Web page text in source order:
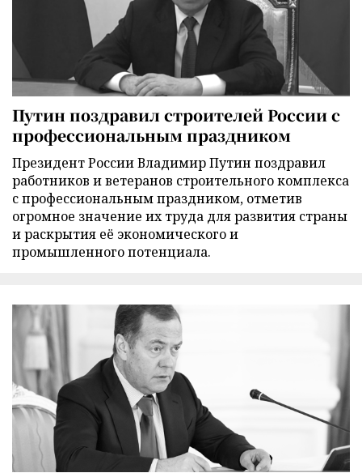
Путин поздравил строителей России с
профессиональным праздником
Президент России Владимир Путин поздравил
работников и ветеранов строительного комплекса
с профессиональным праздником, отметив
огромное значение их труда для развития страны
и раскрытия её экономического и
промышленного потенциала.